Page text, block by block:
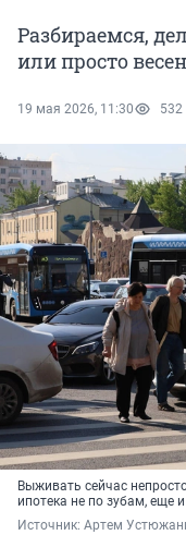
Разбираемся,
или просто
19 мая 2026, 11:30 532
Выживать сейчас
ипотека не по зубам, еще
Источник: Артем